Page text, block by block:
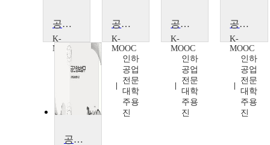
공간 빅데이터 프로그래밍[Geo-Big Data Programming]
K-
MOOC
인하
공업
전문
진
공간 빅데이터 프로그래밍[Geo-Big Data Programming]
K-
MOOC
인하
공업
전문
대학
주용
진
공간 빅데이터 프로그래밍[Geo-Big Data Programming]
K-
MOOC
인하
공업
전문
대학
주용
진
공간 빅데이터 프로그래밍
K-
MOOC
인하
공업
전문
대학
주용
진
공간정보법규